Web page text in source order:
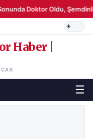
Doktor Oldu,
Haber |
☰